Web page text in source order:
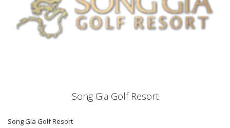
Song Gia Golf Resort
Song Gia Golf Resort